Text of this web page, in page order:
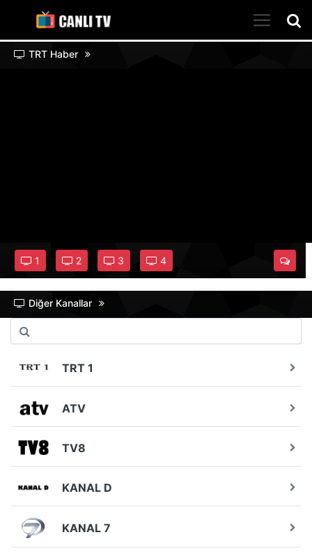
TRT Haber
1 2 3 4
Diğer Kanallar
TRT 1
ATV
TV8
KANAL D
KANAL 7